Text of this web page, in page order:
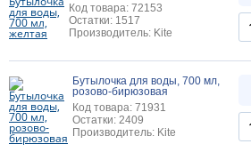
Код товара: 72153
Остатки: 1517
Производитель: Kite
Бутылочка для воды, 700 мл,
розово-бирюзовая
Код товара: 71931
Остатки: 2409
Производитель: Kite